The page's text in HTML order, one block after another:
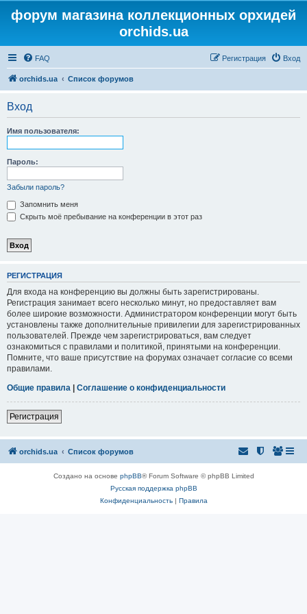
форум магазина коллекционных орхидей
orchids.ua
FAQ Вход
Регистрация
orchids.ua Список форумов
Вход
Имя пользователя:
Пароль:
Забыли пароль?
Запомнить меня
Скрыть моё пребывание на конференции в этот раз
РЕГИСТРАЦИЯ
Для входа на конференцию вы должны быть зарегистрированы.
Регистрация занимает всего несколько минут, но предоставляет вам
более широкие возможности. Администратором конференции могут быть
установлены также дополнительные привилегии для зарегистрированных
пользователей. Прежде чем зарегистрироваться, вам следует
ознакомиться с правилами и политикой, принятыми на конференции.
Помните, что ваше присутствие на форумах означает согласие со всеми
правилами.
Общие правила | Соглашение о конфиденциальности
Регистрация
orchids.ua Список форумов
Создано на основе phpBB® Forum Software © phpBB Limited
Русская поддержка phpBB
Конфиденциальность| Правила